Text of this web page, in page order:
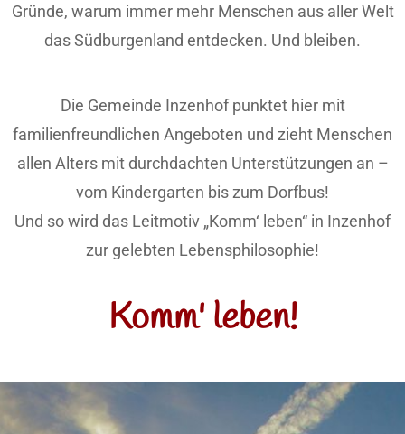
Gründe, warum immer mehr Menschen aus aller Welt
das Südburgenland entdecken. Und bleiben.
Die Gemeinde Inzenhof punktet hier mit
familienfreundlichen Angeboten und zieht Menschen
allen Alters mit durchdachten Unterstützungen an –
vom Kindergarten bis zum Dorfbus!
Und so wird das Leitmotiv „Komm‘ leben“ in Inzenhof
zur gelebten Lebensphilosophie!
Komm' leben!